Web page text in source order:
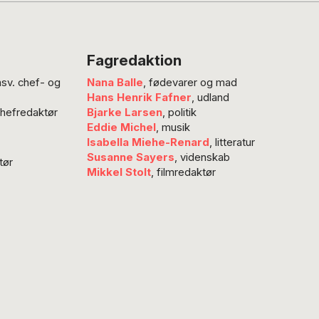
chef- og
Fagredaktion
Nana Balle, fødevarer og mad
Hans Henrik Fafner, udland
Bjarke Larsen, politik
Eddie Michel, musik
Isabella Miehe-Renard, litteratur
Susanne Sayers, videnskab
Mikkel Stolt, filmredaktør